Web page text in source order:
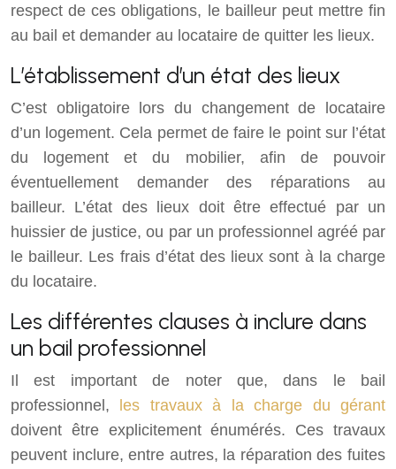
respect de ces obligations, le bailleur peut mettre fin
au bail et demander au locataire de quitter les lieux.
L’établissement d’un état des lieux
C’est obligatoire lors du changement de locataire
d’un logement. Cela permet de faire le point sur l’état
du logement et du mobilier, afin de pouvoir
éventuellement demander des réparations au
bailleur. L’état des lieux doit être effectué par un
huissier de justice, ou par un professionnel agréé par
le bailleur. Les frais d’état des lieux sont à la charge
du locataire.
Les différentes clauses à inclure dans
un bail professionnel
Il est important de noter que, dans le bail
professionnel, les travaux à la charge du gérant
doivent être explicitement énumérés. Ces travaux
peuvent inclure, entre autres, la réparation des fuites